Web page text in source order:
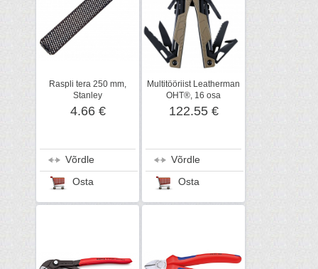
Raspli tera 250 mm,
Stanley
4.66 €
Võrdle
Osta
Multitööriist Leatherman
OHT®, 16 osa
122.55 €
Võrdle
Osta